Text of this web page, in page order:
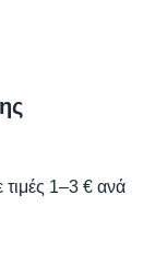
τιμές 1–3 € ανά